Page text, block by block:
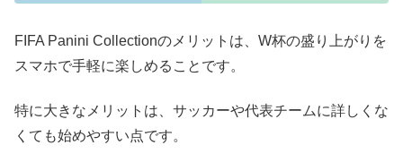
FIFA Panini Collectionのメリットは、W杯の盛り上がりを
スマホで手軽に楽しめることです。
特に大きなメリットは、サッカーや代表チームに詳しくな
くても始めやすい点です。